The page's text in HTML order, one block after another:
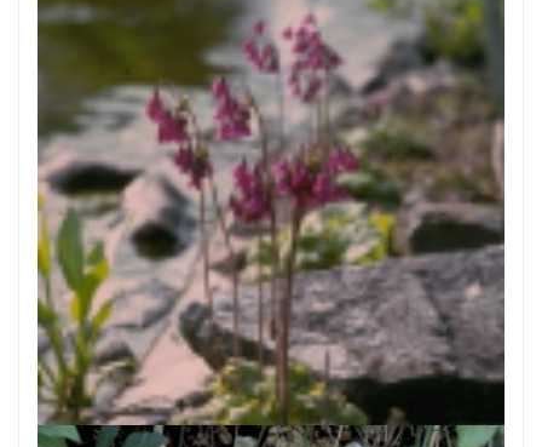
Cortusa
Cortusa matthioli var. pekinensis